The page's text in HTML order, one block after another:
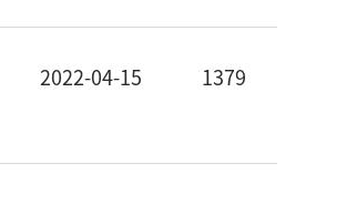
2022-04-15 1379